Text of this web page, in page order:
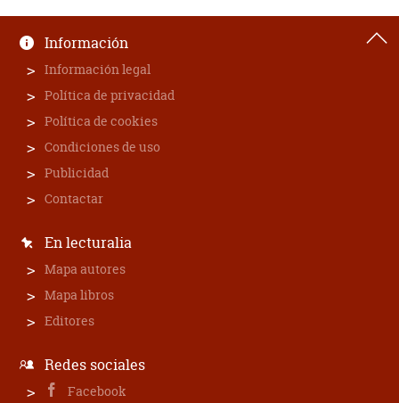
Información
Información legal
Política de privacidad
Política de cookies
Condiciones de uso
Publicidad
Contactar
En lecturalia
Mapa autores
Mapa libros
Editores
Redes sociales
Facebook